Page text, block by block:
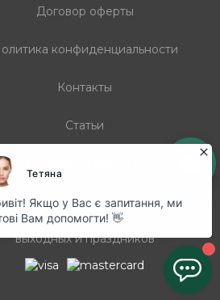
Договор оферты
конфиденциальности
Контакты
Статьи
до 19:00, каждый день. Без
выходных и праздников